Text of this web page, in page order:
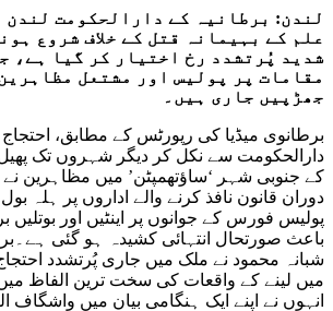
لندن: برطانیہ کے دارالحکومت لندن
علم کے بہیمانہ قتل کے خلاف شروع
شدید پُرتشدد رخ اختیار کر گیا ہے،
مقامات پر پولیس اور مشتعل
جھڑپیں جاری ہیں۔
برطانوی میڈیا کی رپورٹس کے مطابق، احتجاج
دارالحکومت سے نکل کر دیگر شہروں تک پھیل
کے جنوبی شہر ‘ساؤتھمپٹن’ میں مظاہرین نے
دوران قانون نافذ کرنے والے اداروں پر ہلہ
پولیس فورس کے جوانوں پر اینٹیں اور
باعث صورتحال انتہائی کشیدہ ہو گئی
شبانہ محمود نے ملک میں جاری پُرتشدد
میں لینے کے واقعات کی سخت ترین الفاظ
انہوں نے اپنے ایک ہنگامی بیان میں واشگاف